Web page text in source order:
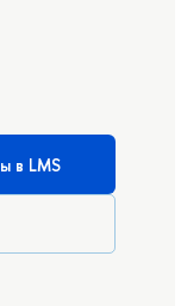
в LMS